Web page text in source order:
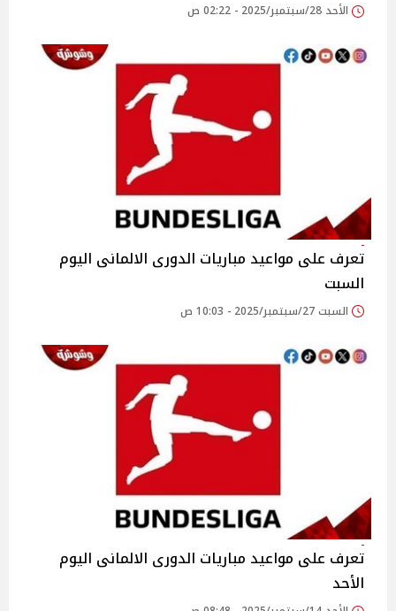
الأحد 28/سبتمبر/2025 - 02:22 ص
تعرف على مواعيد مباريات الدورى الالمانى اليوم
السبت
السبت 27/سبتمبر/2025 - 10:03 ص
تعرف على مواعيد مباريات الدورى الالمانى اليوم
الأحد